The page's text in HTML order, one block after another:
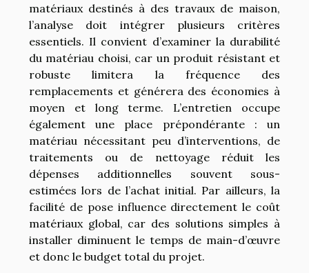
matériaux destinés à des travaux de maison,
l’analyse doit intégrer plusieurs critères
essentiels. Il convient d’examiner la durabilité
du matériau choisi, car un produit résistant et
robuste limitera la fréquence des
remplacements et générera des économies à
moyen et long terme. L’entretien occupe
également une place prépondérante : un
matériau nécessitant peu d’interventions, de
traitements ou de nettoyage réduit les
dépenses additionnelles souvent sous-
estimées lors de l’achat initial. Par ailleurs, la
facilité de pose influence directement le coût
matériaux global, car des solutions simples à
installer diminuent le temps de main-d’œuvre
et donc le budget total du projet.